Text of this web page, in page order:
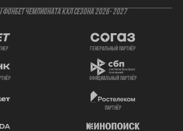
ФОНБЕТ ЧЕМПИОНАТА КХЛ СЕЗОНА 2026- 2027
генеральный партнёр
официальный партнёр
партнёр